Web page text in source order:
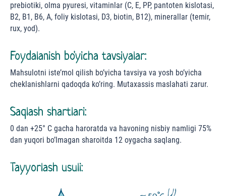
prebiotiki, olma pyuresi, vitaminlar (C, E, PP, pantoten kislotasi,
B2, B1, B6, A, foliy kislotasi, D3, biotin, B12), minerallar (temir,
rux, yod).
Foydalanish bo'yicha tavsiyalar:
Mahsulotni iste’mol qilish bo’yicha tavsiya va yosh bo’yicha
cheklanishlarni qadoqda ko’ring. Mutaxassis maslahati zarur.
Saqlash shartlari:
0 dan +25° С gacha haroratda va havoning nisbiy namligi 75%
dan yuqori bo’lmagan sharoitda 12 oygacha saqlang.
Tayyorlash usuli: